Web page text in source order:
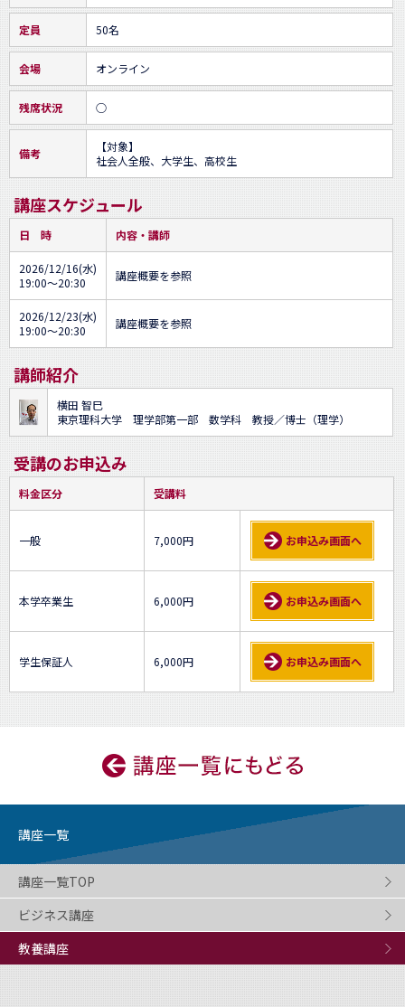
定員 50名
会場 オンライン
残席状況 ○
備考
【対象】
社会人全般、大学生、高校生
講座スケジュール
日 時 内容・講師
2026/12/16(水)
19:00～20:30
講座概要を参照
2026/12/23(水)
19:00～20:30
講座概要を参照
講師紹介
横田 智巳
東京理科大学 理学部第一部 数学科 教授／博士（理学）
受講のお申込み
料金区分 受講料
一般 7,000円 お申込み画面へ
本学卒業生 6,000円 お申込み画面へ
学生保証人 6,000円 お申込み画面へ
講座一覧
講座一覧TOP
ビジネス講座
教養講座